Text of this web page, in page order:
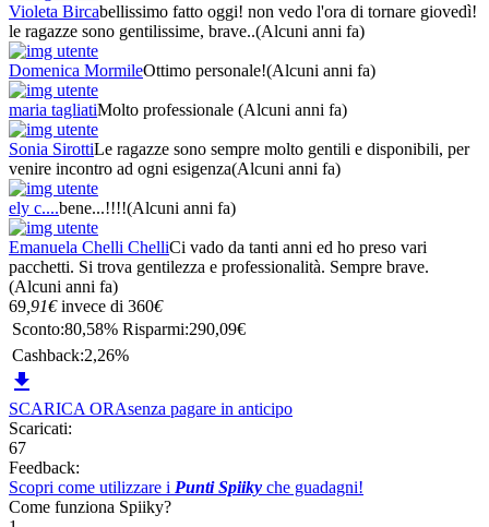
Violeta Bircabellissimo fatto oggi! non vedo l'ora di tornare giovedì!
le ragazze sono gentilissime, brave..(Alcuni anni fa)
Domenica MormileOttimo personale!(Alcuni anni fa)
maria tagliatiMolto professionale (Alcuni anni fa)
Sonia SirottiLe ragazze sono sempre molto gentili e disponibili, per
venire incontro ad ogni esigenza(Alcuni anni fa)
ely c....bene...!!!!(Alcuni anni fa)
Emanuela Chelli ChelliCi vado da tanti anni ed ho preso vari
pacchetti. Si trova gentilezza e professionalità. Sempre brave.
(Alcuni anni fa)
69 ,91€ invece di 360€
Sconto:80,58% Risparmi:290,09€
Cashback:2,26%

SCARICA ORAsenza pagare in anticipo
Scaricati:
67
Feedback:
Scopri come utilizzare i Punti Spiiky che guadagni!
Come funziona Spiiky?